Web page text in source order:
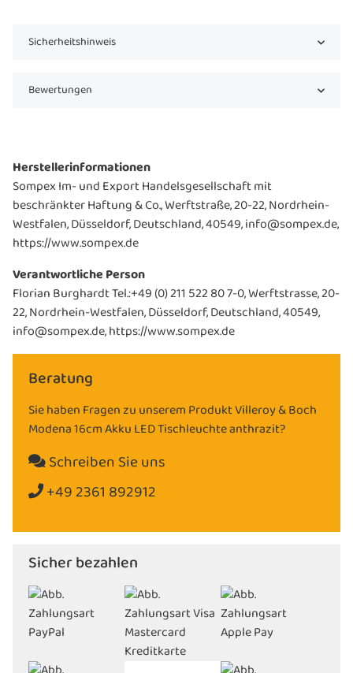
Sicherheitshinweis
Bewertungen
Herstellerinformationen
Sompex Im- und Export Handelsgesellschaft mit
beschränkter Haftung & Co., Werftstraße, 20-22, Nordrhein-
Westfalen, Düsseldorf, Deutschland, 40549, info@sompex.de,
https://www.sompex.de
Verantwortliche Person
Florian Burghardt Tel.:+49 (0) 211 522 80 7-0, Werftstrasse, 20-
22, Nordrhein-Westfalen, Düsseldorf, Deutschland, 40549,
info@sompex.de, https://www.sompex.de
Beratung
Sie haben Fragen zu unserem Produkt Villeroy & Boch
Modena 16cm Akku LED Tischleuchte anthrazit?
Schreiben Sie uns
+49 2361 892912
Sicher bezahlen